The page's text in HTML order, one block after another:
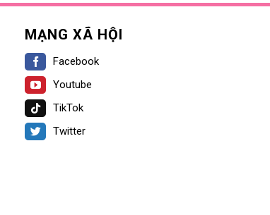
MẠNG XÃ HỘI
Facebook
Youtube
TikTok
Twitter